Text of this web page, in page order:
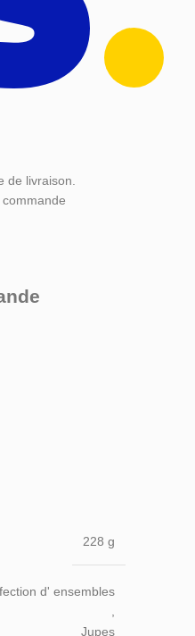
de livraison.
228 g
d' ensembles
Jupes